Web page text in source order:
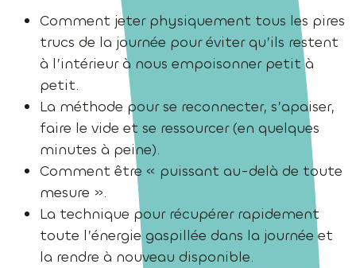
Comment jeter physiquement tous les pires
trucs de la journée pour éviter qu’ils restent
à l’intérieur à nous empoisonner petit à
petit.
La méthode pour se reconnecter, s’apaiser,
faire le vide et se ressourcer (en quelques
minutes à peine).
Comment être « puissant au-delà de toute
mesure ».
La technique pour récupérer rapidement
toute l’énergie gaspillée dans la journée et
la rendre à nouveau disponible.